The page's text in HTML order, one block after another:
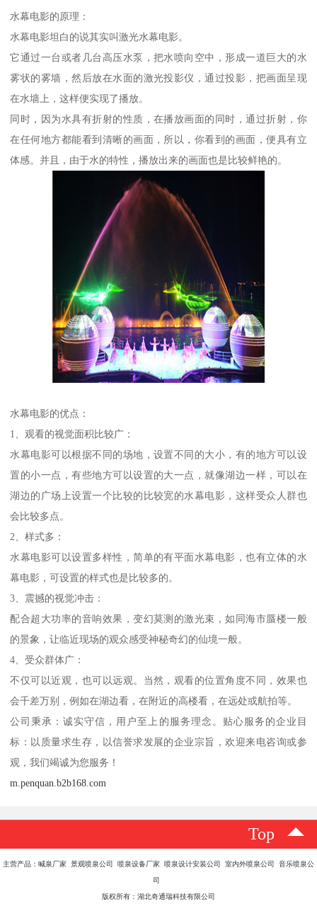
水幕电影的原理：
水幕电影坦白的说其实叫激光水幕电影。
它通过一台或者几台高压水泵，把水喷向空中，形成一道巨大的水
雾状的雾墙，然后放在水面的激光投影仪，通过投影，把画面呈现
在水墙上，这样便实现了播放。
同时，因为水具有折射的性质，在播放画面的同时，通过折射，你
在任何地方都能看到清晰的画面，所以，你看到的画面，便具有立
体感。并且，由于水的特性，播放出来的画面也是比较鲜艳的。
水幕电影的优点：
1、观看的视觉面积比较广：
水幕电影可以根据不同的场地，设置不同的大小，有的地方可以设
置的小一点，有些地方可以设置的大一点，就像湖边一样，可以在
湖边的广场上设置一个比较的比较宽的水幕电影，这样受众人群也
会比较多点。
2、样式多：
水幕电影可以设置多样性，简单的有平面水幕电影，也有立体的水
幕电影，可设置的样式也是比较多的。
3、震撼的视觉冲击：
配合超大功率的音响效果，变幻莫测的激光束，如同海市蜃楼一般
的景象，让临近现场的观众感受神秘奇幻的仙境一般。
4、受众群体广：
不仅可以近观，也可以远观。当然，观看的位置角度不同，效果也
会千差万别，例如在湖边看，在附近的高楼看，在远处或航拍等。
公司秉承：诚实守信，用户至上的服务理念。贴心服务的企业目
标：以质量求生存，以信誉求发展的企业宗旨，欢迎来电咨询或参
观，我们竭诚为您服务！
m.penquan.b2b168.com
Top
主营产品：喊泉厂家 景观喷泉公司 喷泉设备厂家 喷泉设计安装公司 室内外喷泉公司 音乐喷泉公
司
版权所有：湖北奇通瑞科技有限公司